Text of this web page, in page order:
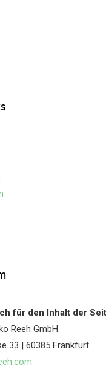
für den Inhalt der
Reeh GmbH
33 | 60385 Frankfurt